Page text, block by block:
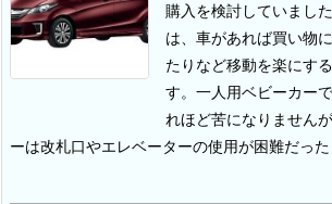
購入を検討していまし
は、車があれば買い物
たりなど移動を楽にす
す。一人用ベビーカー
れほど苦になりません
ーは改札口やエレベーターの使用が困難だっ